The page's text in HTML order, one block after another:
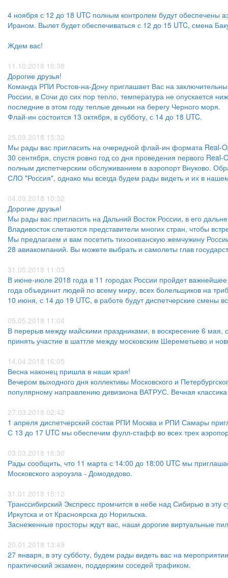
4 ноября с 12 до 18 UTC полным контролем будут обеспечены
Ираном. Вылет будет обеспечиваться с 12 до 15 UTC, смена
Ждем вас!
11.10.2018 16:38
Дорогие друзья!
Команда РПИ Ростов-на-Дону приглашает Вас на
России, в Сочи до сих пор тепло, температура не опускается
последние в этом году теплые деньки на берегу Черного моря.
Флай-ин состоится 13 октября, в субботу, с 14 до 18 UTC.
25.09.2018 15:32
Мы рады вас пригласить на очередной флай-ин формата Real-
30 сентября, спустя ровно год со дня проведения первого
полным диспетчерским обслуживанием в аэропорт Внуково.
СЛО "Россия", однако мы всегда будем рады видеть и их в
04.09.2018 10:32
Дорогие друзья!
Мы рады вас пригласить на Дальний Восток России, в его
Владивосток слетаются представители многих стран, чтобы
Мы предлагаем и вам посетить тихоокеанскую жемчужину
28 авиакомпаний. Вы можете выбрать и самолеты глав
31.05.2018 11:03
В июне-июле 2018 года в 11 городах России пройдет
года объединит людей по всему миру, всех болельщиков на
10 июня, с 14 до 19 UTC, в работе будут диспетчерские смены
05.05.2018 11:04
В перерыв между майскими праздниками, в воскресение 6 мая,
принять участие в шаттле между московским Шереметьево и
14.04.2018 16:05
Весна наконец пришла в наши края!
Вечером выходного дня коллективы Московского и
популярному направлению дивизиона ВАТРУС. Вечная
27.03.2018 02:42
1 апреля диспетчерский состав РПИ Москва и РПИ Самары
С 13 до 17 UTC мы обеспечим фулл-стафф во всех трех
03.03.2018 16:30
Рады сообщить, что 11 марта с 14:00 до 18:00 UTC мы
Московского аэроузла - Домодедово.
31.01.2018 15:12
Транссибирский Экспресс промчится в небе над Сибирью в эту
Иркутска и от Красноярска до Норильска.
Заснеженные просторы ждут вас, наши дорогие виртуальные
20.01.2018 13:49
27 января, в эту субботу, будем рады видеть вас на
практический экзамен, поддержим соседей трафиком.